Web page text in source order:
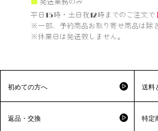
■ 発送業務のみ
平日15時・土日祝12時までのご注文で
※一部、予約商品お取り寄せ商品は除
※休業日は発送致しません。
初めての方へ 送料
返品・交換 特定